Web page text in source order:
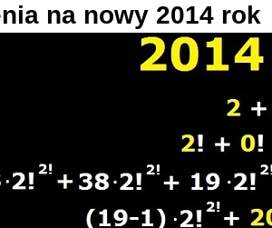
na nowy 2014 rok